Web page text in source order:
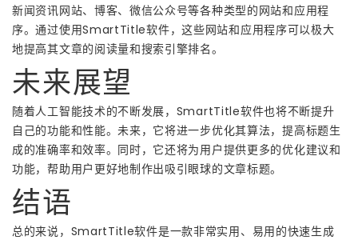
新闻资讯网站、博客、微信公众号等各种类型的网站和应用程
序。通过使用SmartTitle软件，这些网站和应用程序可以极大
地提高其文章的阅读量和搜索引擎排名。
未来展望
随着人工智能技术的不断发展，SmartTitle软件也将不断提升
自己的功能和性能。未来，它将进一步优化其算法，提高标题生
成的准确率和效率。同时，它还将为用户提供更多的优化建议和
功能，帮助用户更好地制作出吸引眼球的文章标题。
结语
总的来说，SmartTitle软件是一款非常实用、易用的快速生成